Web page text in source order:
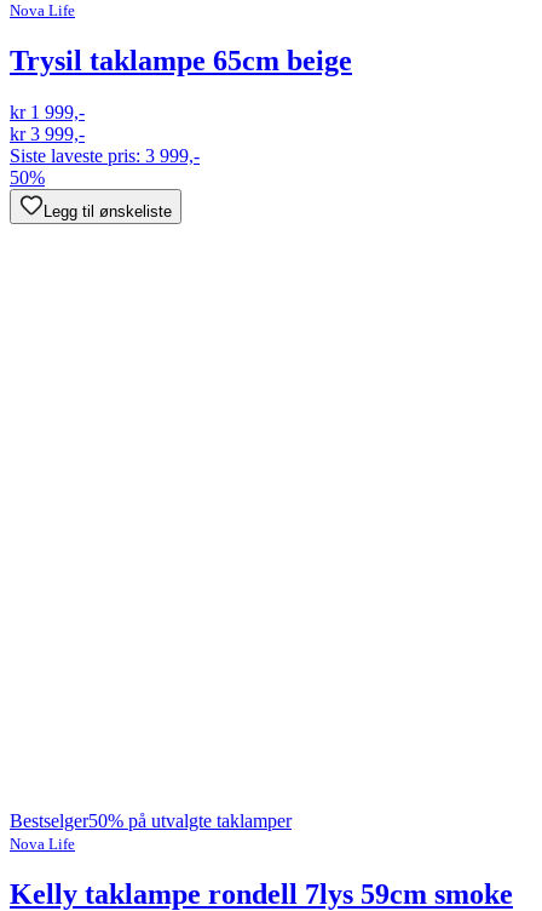
Nova Life
Trysil taklampe 65cm beige
kr 1 999,-
kr 3 999,-
Siste laveste pris: 3 999,-
50%
Legg til ønskeliste
Bestselger50% på utvalgte taklamper
Nova Life
Kelly taklampe rondell 7lys 59cm smoke